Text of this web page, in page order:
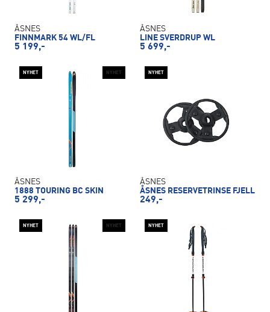
ÅSNES
FINNMARK 54 WL/FL
5 199,-
ÅSNES
LINE SVERDRUP WL
5 699,-
NYHET NYHET
ÅSNES
1888 TOURING BC SKIN
5 299,-
NYHET
ÅSNES
ÅSNES RESERVETRINSE FJELL
249,-
NYHET NYHET NYHET